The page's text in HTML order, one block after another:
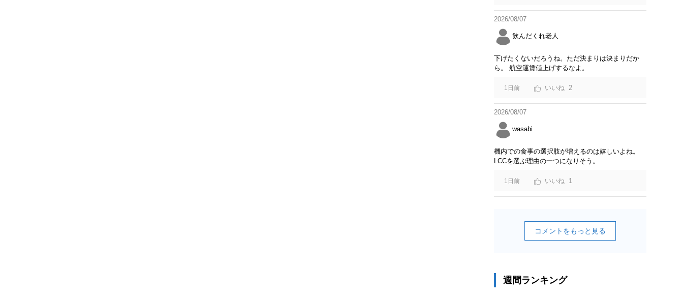
2026/08/07
飲んだくれ老人
下げたくないだろうね。ただ決まりは決まりだか
ら。 航空運賃値上げするなよ。
1日前 2
2026/08/07
wasabi
機内での食事の選択肢が増えるのは嬉しいよね。
LCCを選ぶ理由の一つになりそう。
1日前 1
コメントをもっと見る
週間ランキング